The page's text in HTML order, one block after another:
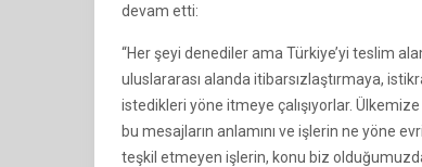
devam etti:
“Her şeyi denediler ama Türkiye’yi teslim
uluslararası alanda itibarsızlaştırmaya,
istedikleri yöne itmeye çalışıyorlar.
bu mesajların anlamını ve işlerin ne yöne
teşkil etmeyen işlerin, konu biz